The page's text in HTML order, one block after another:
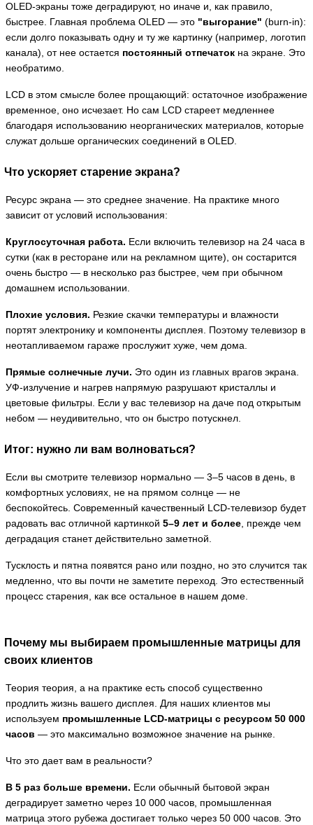
OLED-экраны тоже деградируют, но иначе и, как правило,
быстрее. Главная проблема OLED — это "выгорание" (burn-in):
если долго показывать одну и ту же картинку (например, логотип
канала), от нее остается постоянный отпечаток на экране. Это
необратимо.
LCD в этом смысле более прощающий: остаточное изображение
временное, оно исчезает. Но сам LCD стареет медленнее
благодаря использованию неорганических материалов, которые
служат дольше органических соединений в OLED.
Что ускоряет старение экрана?
Ресурс экрана — это среднее значение. На практике много
зависит от условий использования:
Круглосуточная работа. Если включить телевизор на 24 часа в
сутки (как в ресторане или на рекламном щите), он состарится
очень быстро — в несколько раз быстрее, чем при обычном
домашнем использовании.
Плохие условия. Резкие скачки температуры и влажности
портят электронику и компоненты дисплея. Поэтому телевизор в
неотапливаемом гараже прослужит хуже, чем дома.
Прямые солнечные лучи. Это один из главных врагов экрана.
УФ-излучение и нагрев напрямую разрушают кристаллы и
цветовые фильтры. Если у вас телевизор на даче под открытым
небом — неудивительно, что он быстро потускнел.
Итог: нужно ли вам волноваться?
Если вы смотрите телевизор нормально — 3–5 часов в день, в
комфортных условиях, не на прямом солнце — не
беспокойтесь. Современный качественный LCD-телевизор будет
радовать вас отличной картинкой 5–9 лет и более, прежде чем
деградация станет действительно заметной.
Тусклость и пятна появятся рано или поздно, но это случится так
медленно, что вы почти не заметите переход. Это естественный
процесс старения, как все остальное в нашем доме.
Почему мы выбираем промышленные матрицы для
своих клиентов
Теория теория, а на практике есть способ существенно
продлить жизнь вашего дисплея. Для наших клиентов мы
используем промышленные LCD-матрицы с ресурсом 50 000
часов — это максимально возможное значение на рынке.
Что это дает вам в реальности?
В 5 раз больше времени. Если обычный бытовой экран
деградирует заметно через 10 000 часов, промышленная
матрица этого рубежа достигает только через 50 000 часов. Это